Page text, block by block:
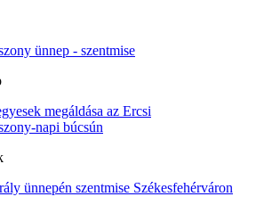
ünnep - szentmise
megáldása az Ercsi
napi búcsún
ünnepén szentmise Székesfehérváron